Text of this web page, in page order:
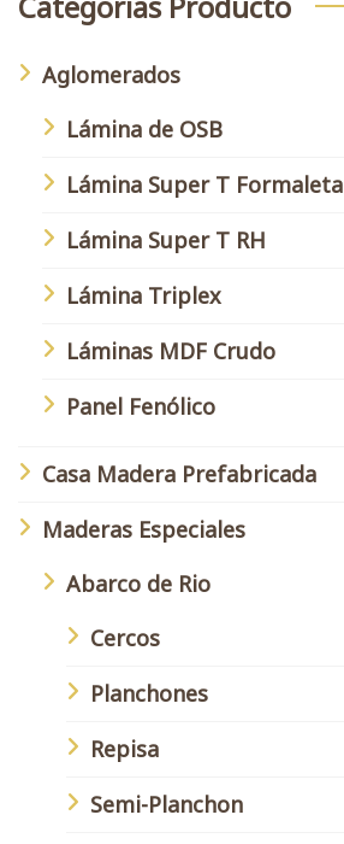
Aglomerados
Lámina de OSB
Lámina Super T Formaleta
Lámina Super T RH
Lámina Triplex
Láminas MDF Crudo
Panel Fenólico
Casa Madera Prefabricada
Maderas Especiales
Abarco de Rio
Cercos
Planchones
Repisa
Semi-Planchon